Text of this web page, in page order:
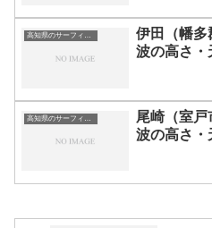
高知県のサーフィン波情報・ポイント・スポット一覧
伊田（幡多
波の高さ・
高知県のサーフィン波情報・ポイント・スポット一覧
尾崎（室戸
波の高さ・